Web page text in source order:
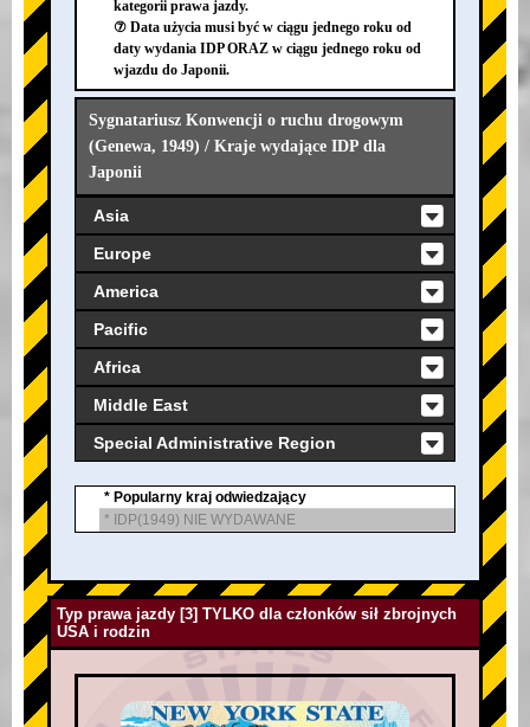
kategorii prawa jazdy.
⑦ Data użycia musi być w ciągu jednego roku od
daty wydania IDP ORAZ w ciągu jednego roku od
wjazdu do Japonii.
Sygnatariusz Konwencji o ruchu drogowym
(Genewa, 1949) / Kraje wydające IDP dla
Japonii
Asia
Europe
America
Pacific
Africa
Middle East
Special Administrative Region
* Popularny kraj odwiedzający
* IDP(1949) NIE WYDAWANE
Typ prawa jazdy [3] TYLKO dla członków sił zbrojnych
USA i rodzin